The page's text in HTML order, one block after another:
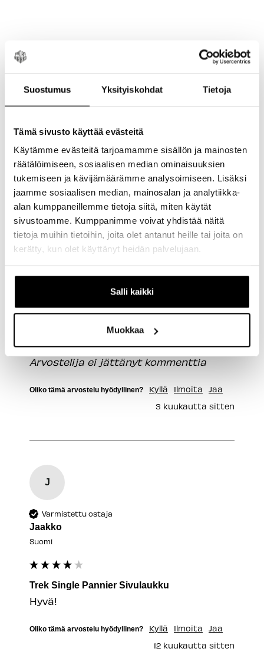
Suostumus Yksityiskohdat Tietoja
Tämä sivusto käyttää evästeitä
Käytämme evästeitä tarjoamamme sisällön ja mainosten
räätälöimiseen, sosiaalisen median ominaisuuksien
tukemiseen ja kävijämäärämme analysoimiseen. Lisäksi
jaamme sosiaalisen median, mainosalan ja analytiikka-
alan kumppaneillemme tietoja siitä, miten käytät
sivustoamme. Kumppanimme voivat yhdistää näitä
tietoja muihin tietoihin, joita olet antanut heille tai joita on
kerätty, kun olet käyttänyt heidän palvelujaan.
Salli kaikki
Muokkaa
Järjestä Etsi:
Tuotearvostelut
V
Varmistettu ostaja
Trek Single Pannier Sivulaukku
Arvostelija ei jättänyt kommenttia
Oliko tämä arvostelu hyödyllinen? Kyllä Ilmoita
Jaa
3 kuukautta sitten
J
Varmistettu ostaja
Jaakko
Suomi
Trek Single Pannier Sivulaukku
Hyvä!
Oliko tämä arvostelu hyödyllinen? Kyllä Ilmoita
Jaa
12 kuukautta sitten